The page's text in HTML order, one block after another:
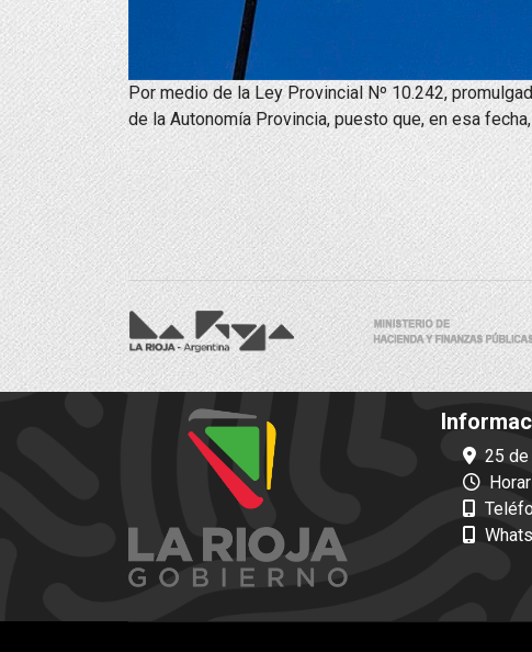
Por medio de la Ley Provincial Nº 10.242,
de la Autonomía Provincia, puesto que, en esa
25 de